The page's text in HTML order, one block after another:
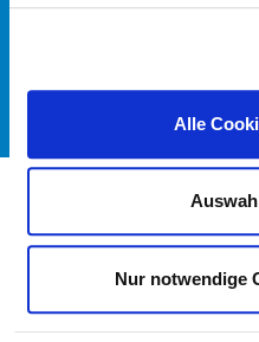
Alle
Nur notwendige
© DEUTSCHES
IMPRESSUM